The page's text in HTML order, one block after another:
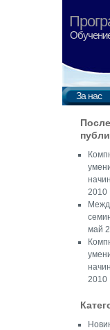
За нас
2010
май
2010